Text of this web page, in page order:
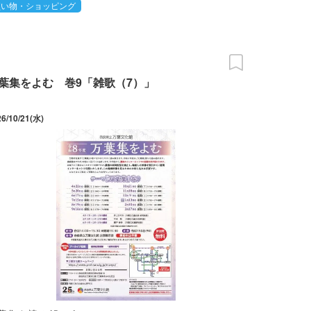
物・ショッピング
集をよむ 巻9「雑歌（7）」
10/21(水)